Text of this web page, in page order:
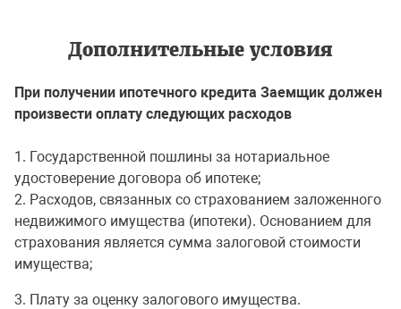
Дополнительные условия
При получении ипотечного кредита Заемщик должен
произвести оплату следующих расходов
1. Государственной пошлины за нотариальное
удостоверение договора об ипотеке;
2. Расходов, связанных со страхованием заложенного
недвижимого имущества (ипотеки). Основанием для
страхования является сумма залоговой стоимости
имущества;
3. Плату за оценку залогового имущества.